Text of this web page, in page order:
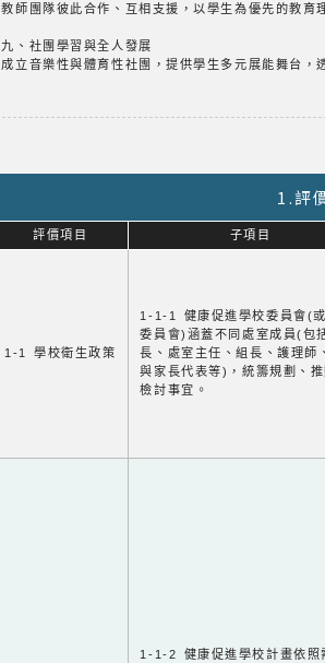
教師團隊彼此合作、互相支援，以學生為優先的教
九、社團學習與全人發展
成立音樂性與體育性社團，提供學生多元展能舞台
1.評
評價項目 子項目
1-1 學校衛生政策
1-1-1 健康促進學校委員會(
委員會)涵蓋不同處室成員(包
長、處室主任、組長、護理師
與家長代表等)，統籌規劃、
檢討事宜。
1-1-2 健康促進學校計畫依照